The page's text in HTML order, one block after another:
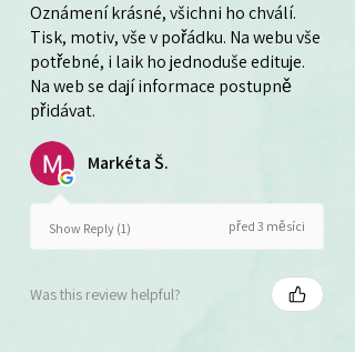
Oznámení krásné, všichni ho chválí.
Tisk, motiv, vše v pořádku. Na webu vše
potřebné, i laik ho jednoduše edituje.
Na web se dají informace postupně
přidávat.
Markéta Š.
Show Reply (1) před 3 měsíci
Was this review helpful?